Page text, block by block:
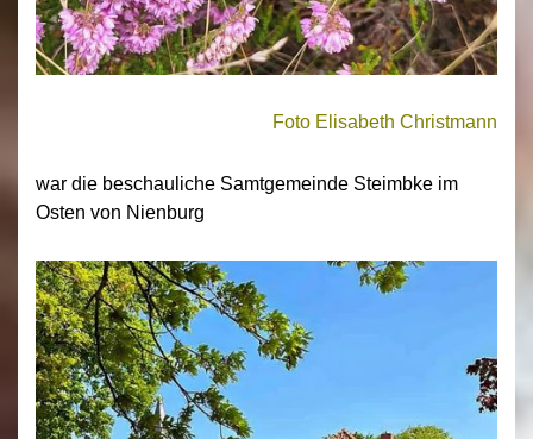
Foto Elisabeth Christmann
war die beschauliche Samtgemeinde Steimbke im
Osten von Nienburg